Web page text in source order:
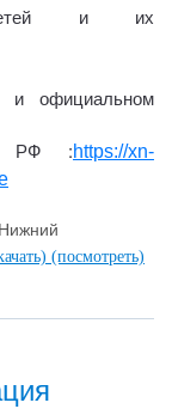
и их
и официальном
РФ :https://xn-
(посмотреть)